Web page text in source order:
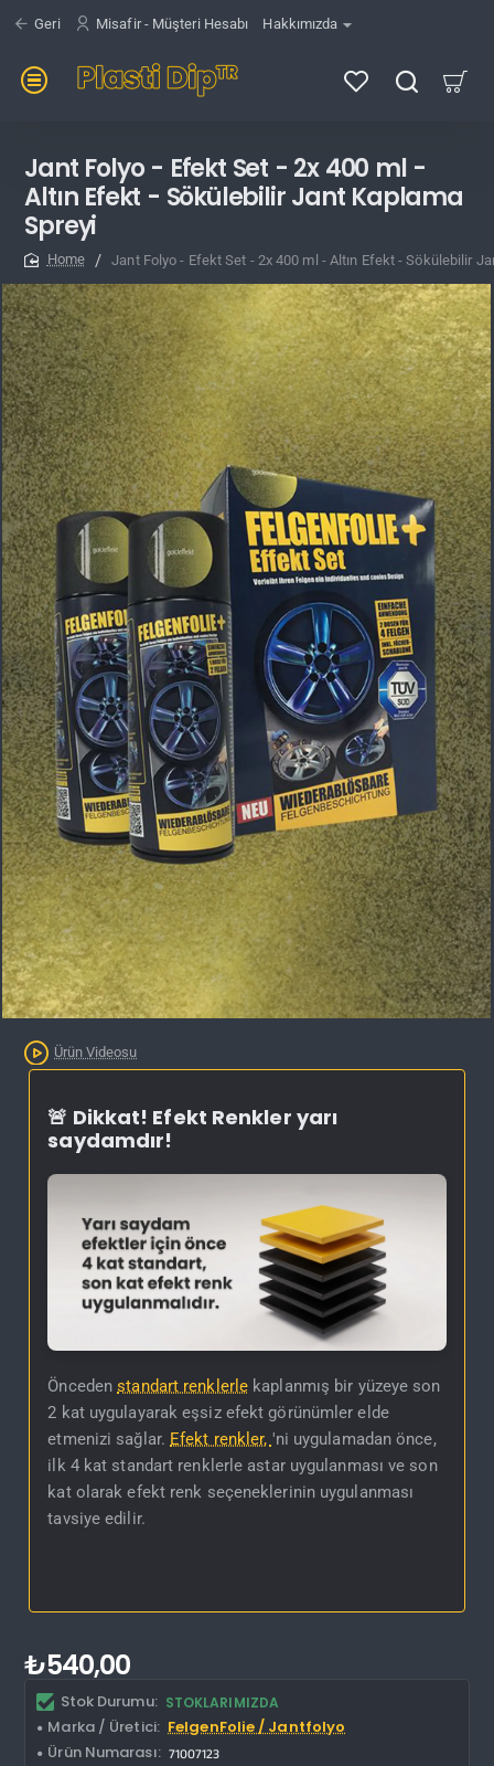
Geri Misafir - Müşteri Hesabı Hakkımızda
Jant Folyo - Efekt Set - 2x 400 ml -
Altın Efekt - Sökülebilir Jant Kaplama
Spreyi
Jant Folyo - Efekt Set - 2x 400 ml - Altın Efekt - Sökülebilir
Ürün Videosu
🚨 Dikkat! Efekt Renkler yarı
saydamdır!
Öncedenstandart renklerle kaplanmış bir yüzeye son
2 kat uygulayarak eşsiz efekt görünümler elde
etmenizi sağlar. Efekt renkler, 'ni uygulamadan önce,
ilk 4 kat standart renklerle astar uygulanması ve son
kat olarak efekt renk seçeneklerinin uygulanması
tavsiye edilir.
Stok Durumu: STOKLARIMIZDA
Marka / Üretici: FelgenFolie / Jantfolyo
Ürün Numarası: 71007123
₺540,00